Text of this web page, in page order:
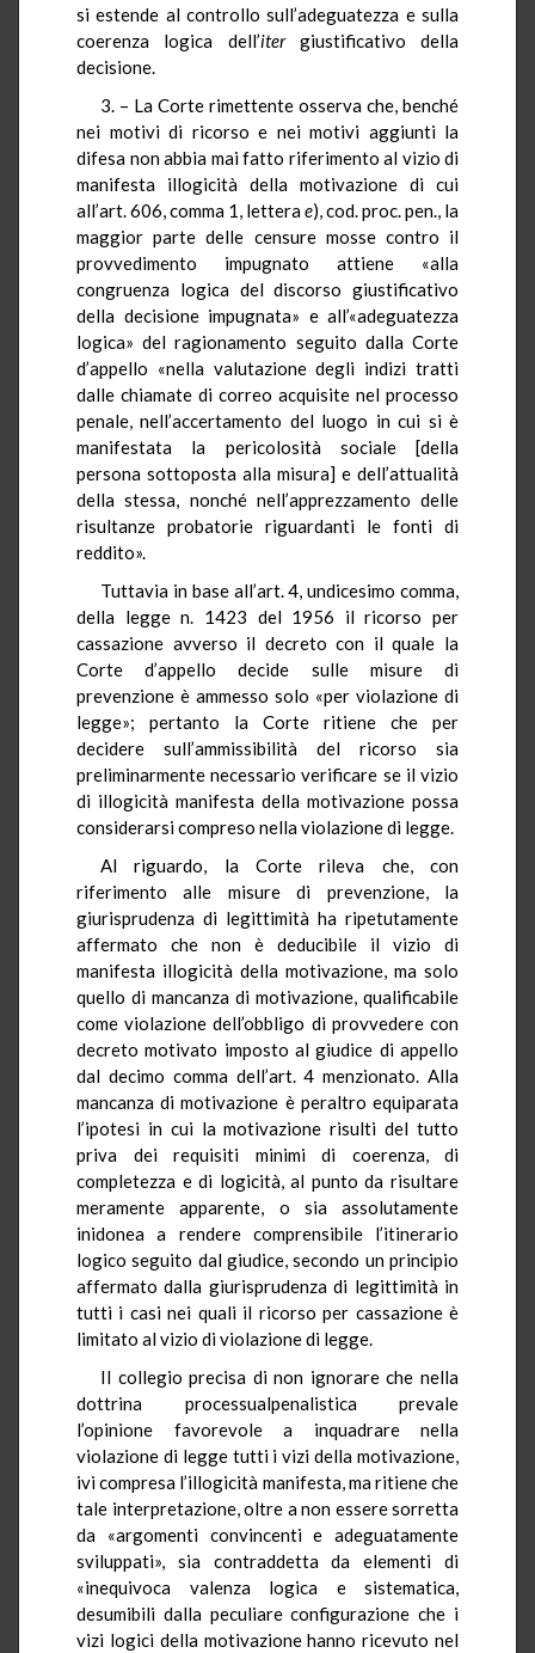
si estende al controllo sull’adeguatezza e sulla
coerenza logica dell’itergiustificativo della
decisione.
3. – La Corte rimettente osserva che, benché
nei motivi di ricorso e nei motivi aggiunti la
difesa non abbia mai fatto riferimento al vizio di
manifesta illogicità della motivazione di cui
all’art. 606, comma 1, letterae), cod. proc. pen., la
maggior parte delle censure mosse contro il
provvedimento impugnato attiene «alla
congruenza logica del discorso giustificativo
della decisione impugnata» e all’«adeguatezza
logica» del ragionamento seguito dalla Corte
d’appello «nella valutazione degli indizi tratti
dalle chiamate di correo acquisite nel processo
penale, nell’accertamento del luogo in cui si è
manifestata la pericolosità sociale [della
persona sottoposta alla misura] e dell’attualità
della stessa, nonché nell’apprezzamento delle
risultanze probatorie riguardanti le fonti di
reddito».
Tuttavia in base all’art. 4, undicesimo comma,
della legge n. 1423 del 1956 il ricorso per
cassazione avverso il decreto con il quale la
Corte d’appello decide sulle misure di
prevenzione è ammesso solo «per violazione di
legge»; pertanto la Corte ritiene che per
decidere sull’ammissibilità del ricorso sia
preliminarmente necessario verificare se il vizio
di illogicità manifesta della motivazione possa
considerarsi compreso nella violazione di legge.
Al riguardo, la Corte rileva che, con
riferimento alle misure di prevenzione, la
giurisprudenza di legittimità ha ripetutamente
affermato che non è deducibile il vizio di
manifesta illogicità della motivazione, ma solo
quello di mancanza di motivazione, qualificabile
come violazione dell’obbligo di provvedere con
decreto motivato imposto al giudice di appello
dal decimo comma dell’art. 4 menzionato. Alla
mancanza di motivazione è peraltro equiparata
l’ipotesi in cui la motivazione risulti del tutto
priva dei requisiti minimi di coerenza, di
completezza e di logicità, al punto da risultare
meramente apparente, o sia assolutamente
inidonea a rendere comprensibile l’itinerario
logico seguito dal giudice, secondo un principio
affermato dalla giurisprudenza di legittimità in
tutti i casi nei quali il ricorso per cassazione è
limitato al vizio di violazione di legge.
Il collegio precisa di non ignorare che nella
dottrina processualpenalistica prevale
l’opinione favorevole a inquadrare nella
violazione di legge tutti i vizi della motivazione,
ivi compresa l’illogicità manifesta, ma ritiene che
tale interpretazione, oltre a non essere sorretta
da «argomenti convincenti e adeguatamente
sviluppati», sia contraddetta da elementi di
«inequivoca valenza logica e sistematica,
desumibili dalla peculiare configurazione che i
vizi logici della motivazione hanno ricevuto nel